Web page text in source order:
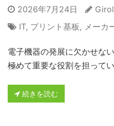
2026年7月24日
IT, プリント基板 , メーカ
電子機器の発展に欠かせな
極めて重要な役割を担ってい
続きを読む